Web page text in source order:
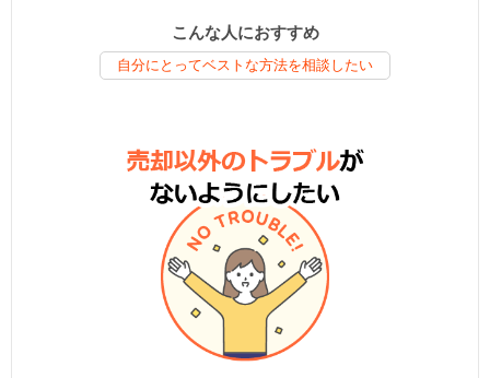
こんな人におすすめ
自分にとってベストな方法を相談したい